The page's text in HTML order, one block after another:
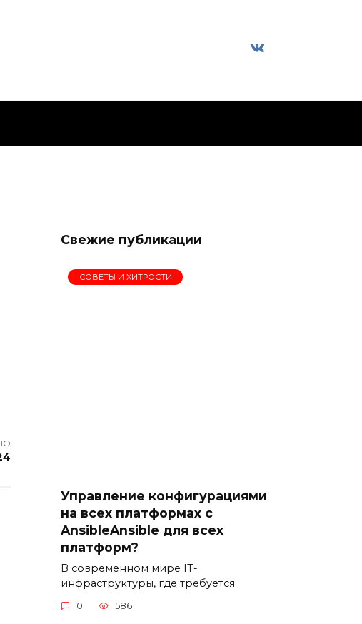
Свежие публикации
СОВЕТЫ И ХИТРОСТИ
Управление конфигурациями
на всех платформах с
AnsibleAnsible для всех
платформ?
В современном мире IT-
инфраструктуры, где требуется
0 586